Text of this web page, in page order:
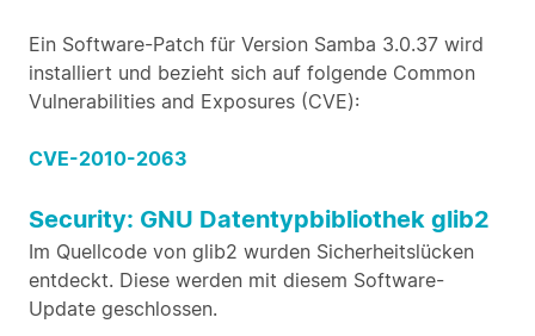
Ein Software-Patch für Version Samba 3.0.37 wird
installiert und bezieht sich auf folgende Common
Vulnerabilities and Exposures (CVE):
CVE-2010-2063
Security: GNU Datentypbibliothek glib2
Im Quellcode von glib2 wurden Sicherheitslücken
entdeckt. Diese werden mit diesem Software-
Update geschlossen.